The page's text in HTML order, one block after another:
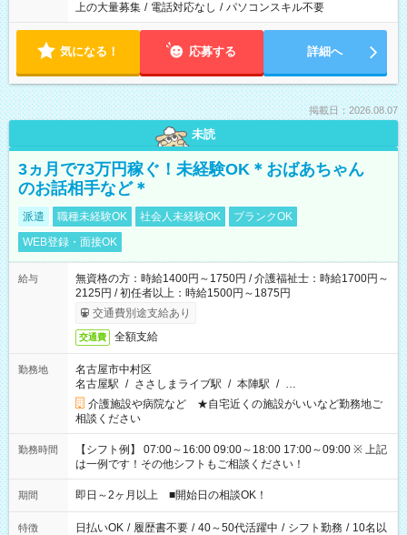
上の大量募集 / 電話対応なし / パソコンスキル不要
気になる！ 応募する 詳細へ
掲載日：2026.08.07
未読
3ヵ月で73万円稼ぐ！未経験OK＊おばあちゃん
のお話相手など＊
派遣 職種未経験OK 社会人未経験OK
ブランクOK
WEB登録・面接OK
給与
無資格の方：時給1400円～1750円 / 介護福祉士：時給1700円～
2125円 / 初任者以上：時給1500円～1875円
交通費別途支給あり
交通費 全額支給
勤務地
名古屋市中村区
名古屋駅 / ささしまライブ駅 / 本陣駅 / …
介護施設や病院など ★自宅近くの施設がいいなど勤務地ご
相談ください
勤務時間
【シフト例】 07:00～16:00 09:00～18:00 17:00～09:00 ※ 上記
は一例です！その他シフトもご相談ください！
期間 即日～2ヶ月以上 ■開始日の相談OK！
特徴 日払いOK / 履歴書不要 / 40～50代活躍中 / シフト勤務 / 10名以